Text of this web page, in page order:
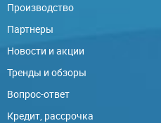
Производство
Партнеры
Новости и акции
Тренды и обзоры
Вопрос-ответ
Кредит, рассрочка